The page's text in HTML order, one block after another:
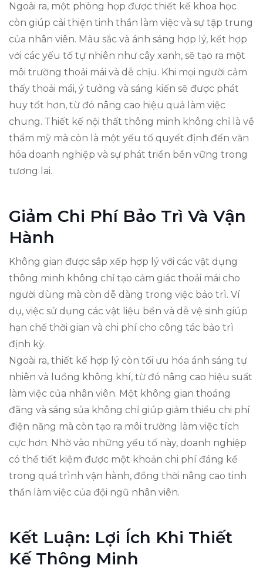
Ngoài ra, một phòng họp được thiết kế khoa học
còn giúp cải thiện tinh thần làm việc và sự tập trung
của nhân viên. Màu sắc và ánh sáng hợp lý, kết hợp
với các yếu tố tự nhiên như cây xanh, sẽ tạo ra một
môi trường thoải mái và dễ chịu. Khi mọi người cảm
thấy thoải mái, ý tưởng và sáng kiến sẽ được phát
huy tốt hơn, từ đó nâng cao hiệu quả làm việc
chung. Thiết kế nội thất thông minh không chỉ là về
thẩm mỹ mà còn là một yếu tố quyết định đến văn
hóa doanh nghiệp và sự phát triển bền vững trong
tương lai.
Giảm Chi Phí Bảo Trì Và Vận
Hành
Không gian được sắp xếp hợp lý với các vật dụng
thông minh không chỉ tạo cảm giác thoải mái cho
người dùng mà còn dễ dàng trong việc bảo trì. Ví
dụ, việc sử dụng các vật liệu bền và dễ vệ sinh giúp
hạn chế thời gian và chi phí cho công tác bảo trì
định kỳ.
Ngoài ra, thiết kế hợp lý còn tối ưu hóa ánh sáng tự
nhiên và luồng không khí, từ đó nâng cao hiệu suất
làm việc của nhân viên. Một không gian thoáng
đãng và sáng sủa không chỉ giúp giảm thiểu chi phí
điện năng mà còn tạo ra môi trường làm việc tích
cực hơn. Nhờ vào những yếu tố này, doanh nghiệp
có thể tiết kiệm được một khoản chi phí đáng kể
trong quá trình vận hành, đồng thời nâng cao tinh
thần làm việc của đội ngũ nhân viên.
Kết Luận: Lợi Ích Khi Thiết
Kế Thông Minh